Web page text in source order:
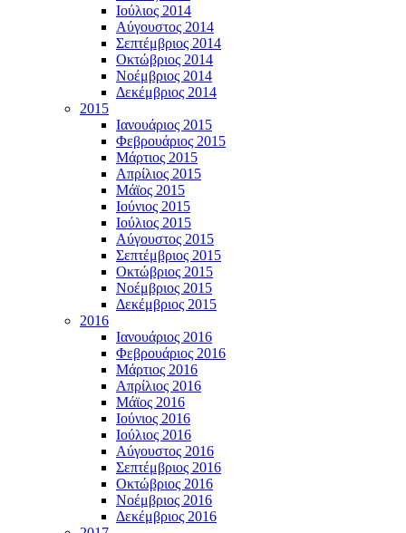
Ιούλιος 2014
Αύγουστος 2014
Σεπτέμβριος 2014
Οκτώβριος 2014
Νοέμβριος 2014
Δεκέμβριος 2014
2015
Ιανουάριος 2015
Φεβρουάριος 2015
Μάρτιος 2015
Απρίλιος 2015
Μάϊος 2015
Ιούνιος 2015
Ιούλιος 2015
Αύγουστος 2015
Σεπτέμβριος 2015
Οκτώβριος 2015
Νοέμβριος 2015
Δεκέμβριος 2015
2016
Ιανουάριος 2016
Φεβρουάριος 2016
Μάρτιος 2016
Απρίλιος 2016
Μάϊος 2016
Ιούνιος 2016
Ιούλιος 2016
Αύγουστος 2016
Σεπτέμβριος 2016
Οκτώβριος 2016
Νοέμβριος 2016
Δεκέμβριος 2016